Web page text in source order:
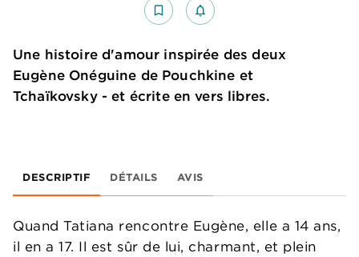
bookmark_border notifications_none_outlined
Une histoire d'amour inspirée des deux
Eugène Onéguine de Pouchkine et
Tchaïkovsky - et écrite en vers libres.
DESCRIPTIF DÉTAILS AVIS
Quand Tatiana rencontre Eugène, elle a 14 ans,
il en a 17. Il est sûr de lui, charmant, et plein